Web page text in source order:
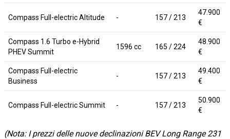
Compass Full-electric Altitude - 157 / 213
47.900
€
Compass 1.6 Turbo e-Hybrid
PHEV Summit
1596 cc 165 / 224
48.900
€
Compass Full-electric
Business
- 157 / 213
49.400
€
Compass Full-electric Summit - 157 / 213
50.900
€
(Nota: I prezzi delle nuove declinazioni BEV Long Range 231